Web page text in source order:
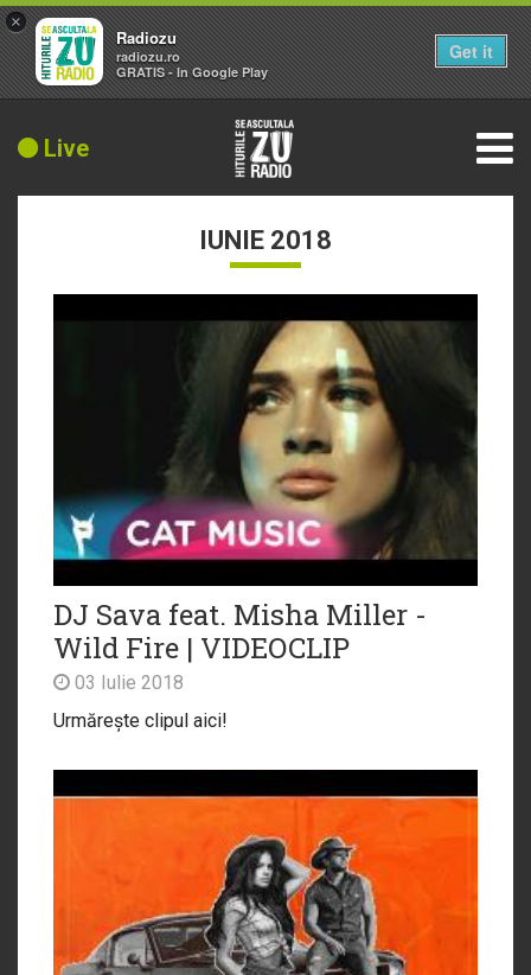
Live
IUNIE 2018
DJ Sava feat. Misha Miller -
Wild Fire | VIDEOCLIP
03 Iulie 2018
Urmărește clipul aici!
×
Radiozu
radiozu.ro
GRATIS - In Google Play
Get it